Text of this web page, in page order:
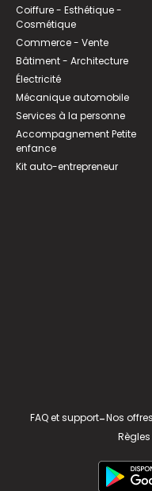
Coiffure - Esthétique -
Cosmétique
Commerce - Vente
Bâtiment - Architecture
Électricité
Mécanique automobile
Services à la personne
Accompagnement Petite
enfance
Kit auto-entrepreneur
FAQ et support-Nos